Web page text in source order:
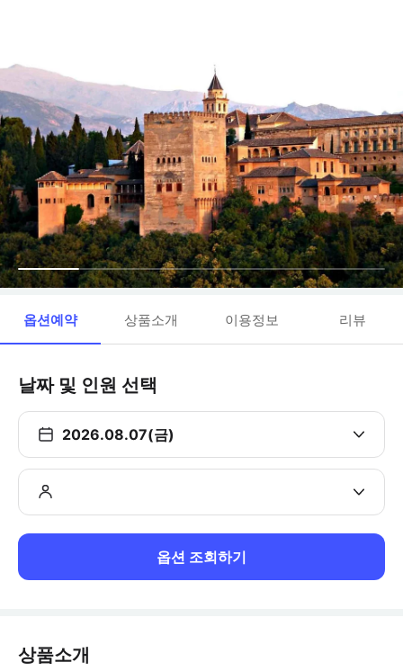
옵션예약 상품소개 이용정보 리뷰
날짜 및 인원 선택
2026.08.07(금)
옵션 조회하기
상품소개